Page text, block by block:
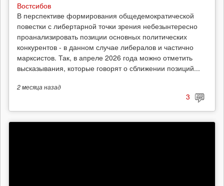
Востсибов
В перспективе формирования общедемократической
повестки с либертарной точки зрения небезынтересно
проанализировать позиции основных политических
конкурентов - в данном случае либералов и частично
марксистов. Так, в апреле 2026 года можно отметить
высказывания, которые говорят о сближении позиций...
2 месяцаназад
3